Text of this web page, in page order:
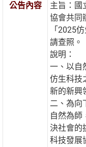
公告內容
主旨：國
協會共同
「2025
請查照。
說明：
一、以自
仿生科技
新的新興
二、為向
自然為師
決社會的
科技發展